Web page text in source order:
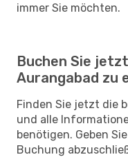
immer Sie möchten.
Buchen Sie
Aurangabad zu
Finden Sie jetzt die
und alle
benötigen. Geben
Buchung